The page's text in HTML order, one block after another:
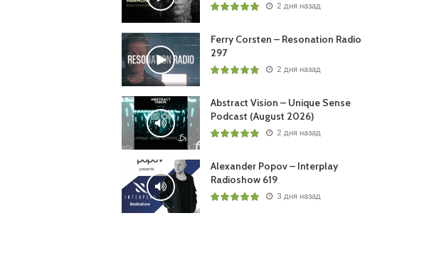
2 дня назад
Ferry Corsten – Resonation Radio
297
2 дня назад
Abstract Vision – Unique Sense
Podcast (August 2026)
2 дня назад
Alexander Popov – Interplay
Radioshow 619
3 дня назад